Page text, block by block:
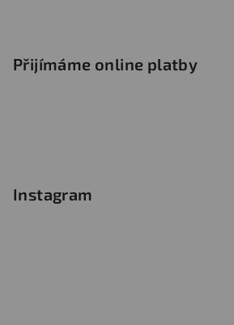
Přijímáme online platby
Instagram